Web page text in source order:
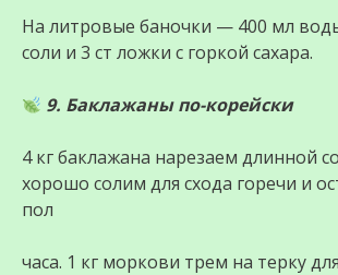
На литровые баночки — 400 мл
соли и 3 ст ложки с горкой сахара.
9. Баклажаны по-корейски
4 кг баклажана нарезаем длинной
хорошо солим для схода горечи и
пол
часа. 1 кг моркови трем на терку